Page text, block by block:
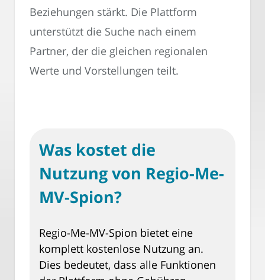
Beziehungen stärkt. Die Plattform
unterstützt die Suche nach einem
Partner, der die gleichen regionalen
Werte und Vorstellungen teilt.
Was kostet die
Nutzung von Regio-Me-
MV-Spion?
Regio-Me-MV-Spion bietet eine
komplett kostenlose Nutzung an.
Dies bedeutet, dass alle Funktionen